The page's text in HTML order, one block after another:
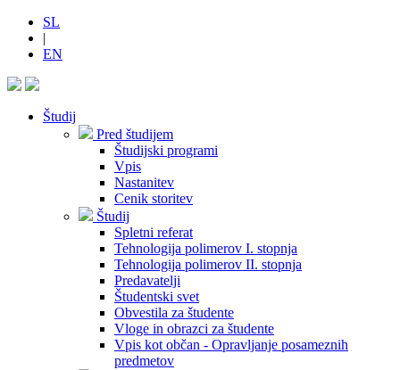
SL
|
EN
Študij
Pred študijem
Študijski programi
Vpis
Nastanitev
Cenik storitev
Študij
Spletni referat
Tehnologija polimerov I. stopnja
Tehnologija polimerov II. stopnja
Predavatelji
Študentski svet
Obvestila za študente
Vloge in obrazci za študente
Vpis kot občan - Opravljanje posameznih
predmetov